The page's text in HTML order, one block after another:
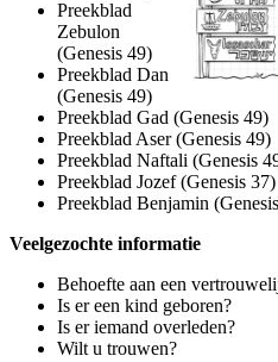
Preekblad
Zebulon
(Genesis 49)
Preekblad Dan
(Genesis 49)
Preekblad Gad (Genesis 49)
Preekblad Aser (Genesis 49)
Preekblad Naftali (Genesis
Preekblad Jozef (Genesis 37)
Preekblad Benjamin
Veelgezochte informatie
Behoefte aan een
Is er een kind geboren?
Is er iemand overleden?
Wilt u trouwen?